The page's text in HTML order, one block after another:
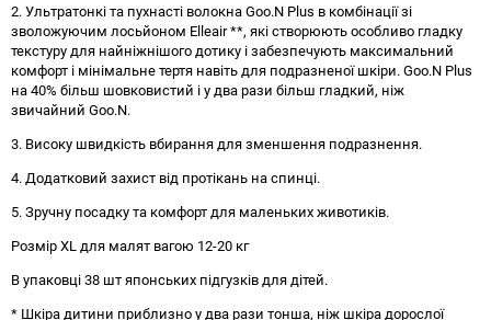
2. Ультратонкі та пухнасті волокна Goo.N Plus в комбінації зі
зволожуючим лосьйоном Elleair **, які створюють особливо гладку
текстуру для найніжнішого дотику і забезпечують максимальний
комфорт і мінімальне тертя навіть для подразненої шкіри. Goo.N Plus
на 40% більш шовковистий і у два рази більш гладкий, ніж
звичайний Goo.N.
3. Високу швидкість вбирання для зменшення подразнення.
4. Додатковий захист від протікань на спинці.
5. Зручну посадку та комфорт для маленьких животиків.
Розмір XL для малят вагою 12-20 кг
В упаковці 38 шт японських підгузків для дітей.
* Шкіра дитини приблизно у два рази тонша, ніж шкіра дорослої